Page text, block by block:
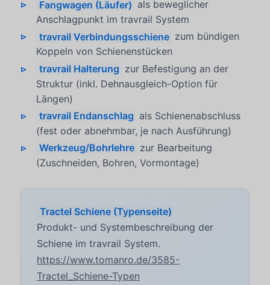
Fangwagen (Läufer) als beweglicher
Anschlagpunkt im travrail System
travrail Verbindungsschiene zum bündigen
Koppeln von Schienenstücken
travrail Halterung zur Befestigung an der
Struktur (inkl. Dehnausgleich-Option für
Längen)
travrail Endanschlag als Schienenabschluss
(fest oder abnehmbar, je nach Ausführung)
Werkzeug/Bohrlehre zur Bearbeitung
(Zuschneiden, Bohren, Vormontage)
Tractel Schiene (Typenseite)
Produkt- und Systembeschreibung der
Schiene im travrail System.
https://www.tomanro.de/3585-
Tractel_Schiene-Typen